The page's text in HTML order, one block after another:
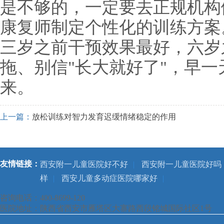
是不够的，一定要去正规机
康复师制定个性化的训练方
三岁之前干预效果最好，六
拖、别信"长大就好了"，早
来。
上一篇： 放松训练对智力发育迟缓情绪稳定的作用
友情链接： 西安附一儿童医院好不好 |
西安附一儿童医院好吗
样
| 西安儿童多动症医院哪家好 |
咨询电话：400-8699-120
医院地址：陕西省西安市雁塔区大寨路西段铭城国际社区1号